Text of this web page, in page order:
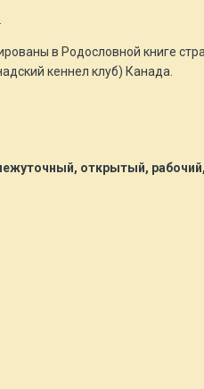
в Родословной книге
кеннел клуб) Канада.
открытый,